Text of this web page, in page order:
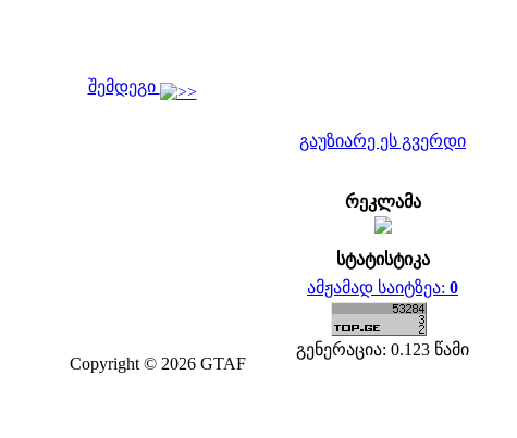
შემდეგი
Copyright © 2026 GTAF
გაუზიარე ეს გვერდი
რეკლამა
სტატისტიკა
ამჟამად საიტზეა: 0
გენერაცია: 0.123 წამი